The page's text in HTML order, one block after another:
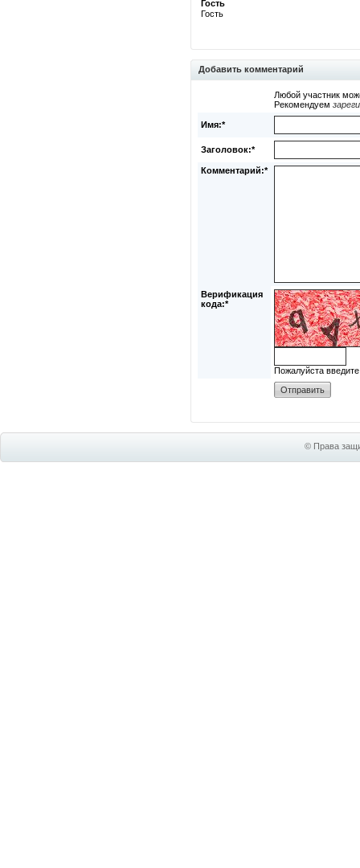
Гость
Гость
Добавить комментарий
Любой участник
Рекомендуем
Имя:*
Заголовок:*
Комментарий:*
Верификация
кода:*
Пожалуйста
© Права